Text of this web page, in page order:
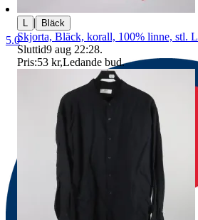
5.0
| Bläck
Skjorta, Bläck, korall, 100% linne, stl. L
Sluttid9 aug 22:28.
Pris:53 kr,Ledande bud.